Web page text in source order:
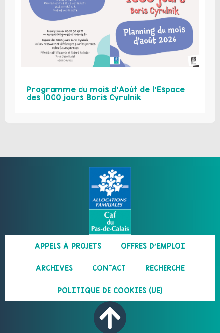
Programme du mois d’Août de l’Espace
des 1000 jours Boris Cyrulnik
APPELS À PROJETS OFFRES D’EMPLOI
ARCHIVES CONTACT RECHERCHE
POLITIQUE DE COOKIES (UE)